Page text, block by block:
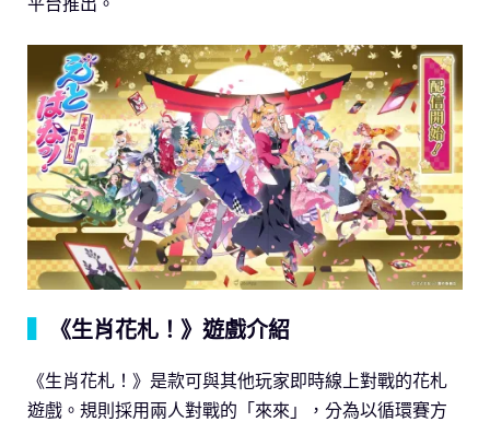
《生肖花札！》遊戲介紹
《生肖花札！》是款可與其他玩家即時線上對戰的花札
遊戲。規則採用兩人對戰的「來來」，分為以循環賽方